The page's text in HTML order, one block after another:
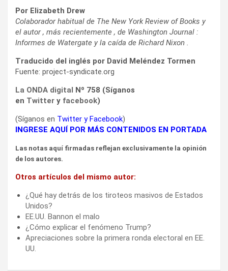
Por Elizabeth Drew
Colaborador habitual de The New York Review of Books y
el autor , más recientemente , de Washington Journal :
Informes de Watergate y la caída de Richard Nixon .
Traducido del inglés por David Meléndez Tormen
Fuente: project-syndicate.org
La ONDA digital Nº 758 (Síganos
en Twitter y facebook)
(Síganos en Twitter yFacebook)
INGRESE AQUÍ POR MÁS CONTENIDOS EN PORTADA
Las notas aquí firmadas reflejan exclusivamente la opinión
de los autores.
Otros artículos del mismo autor:
¿Qué hay detrás de los tiroteos masivos de Estados
Unidos?
EE.UU. Bannon el malo
¿Cómo explicar el fenómeno Trump?
Apreciaciones sobre la primera ronda electoral en EE.
UU.